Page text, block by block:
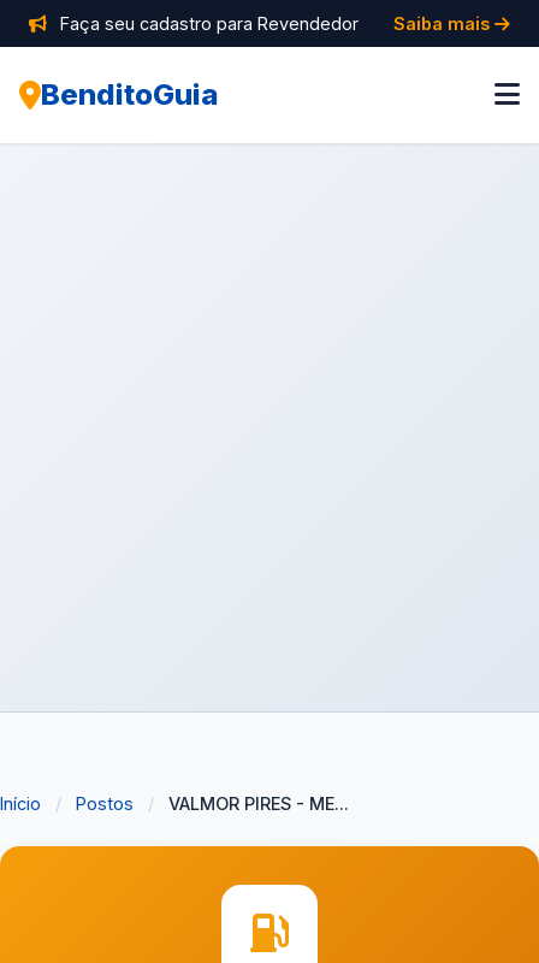
Faça seu cadastro para Revendedor Saiba mais
BenditoGuia
Início / Postos / VALMOR PIRES - ME...